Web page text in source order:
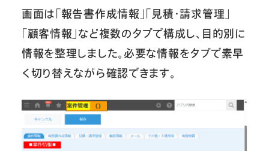
画面は「報告書作成情報」「見積・請求管理」
「顧客情報」など複数のタブで構成し、目的別に
情報を整理しました。必要な情報をタブで素早
く切り替えながら確認できます。